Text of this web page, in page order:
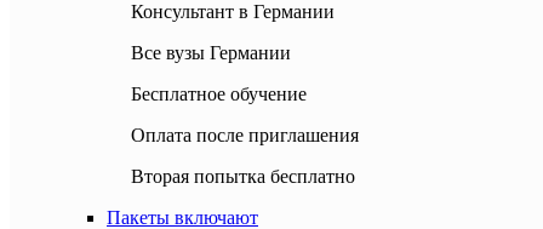
Консультант в Германии
Все вузы Германии
Бесплатное обучение
Оплата после приглашения
Вторая попытка бесплатно
Пакеты включают